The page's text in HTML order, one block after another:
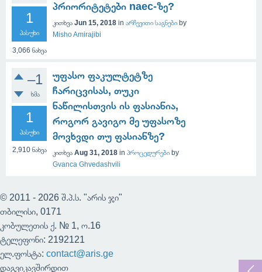
1
პასუხი
3,066 ნახვა
პრიორიტეტები naec-ზე?
კითხვა Jun 15, 2018 in არჩევითი საგნები by
Misho Amirajibi
–1
ხმა
1
პასუხი
2,910ნახვა
უფასო ფაკულტეტზე
ჩარიცვისას, თუკი
ნაწილისთვის ის ფასიანია,
როგორ გავიგო მე უფასოზე
მოვხვდი თუ ფასიანზე?
კითხვა Aug 31, 2018 in პროცედურები by
Gvanca Ghvedashvili
© 2011 - 2026 შ.პ.ს. "არის ჯი"
თბილისი, 0171
კობულეთის ქ. № 1, ო.16
ტელეფონი: 2192121
ელ.ფოსტა: contact@aris.ge
დაგვიკავშირდით